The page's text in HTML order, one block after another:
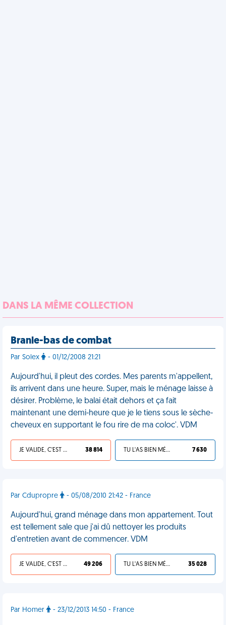
DANS LA MÊME COLLECTION
Branle-bas de combat
Par Solex - 01/12/2008 21:21
Aujourd'hui, il pleut des cordes. Mes parents m'appellent,
ils arrivent dans une heure. Super, mais le ménage laisse à
désirer. Problème, le balai était dehors et ça fait
maintenant une demi-heure que je le tiens sous le sèche-
cheveux en supportant le fou rire de ma coloc'. VDM
JE VALIDE, C'EST UNE VDM 38 814 TU L'AS BIEN MÉRITÉ 7 630
Par Cdupropre - 05/08/2010 21:42 - France
Aujourd'hui, grand ménage dans mon appartement. Tout
est tellement sale que j'ai dû nettoyer les produits
d'entretien avant de commencer. VDM
JE VALIDE, C'EST UNE VDM 49 206 TU L'AS BIEN MÉRITÉ 35 028
Par Homer - 23/12/2013 14:50 - France